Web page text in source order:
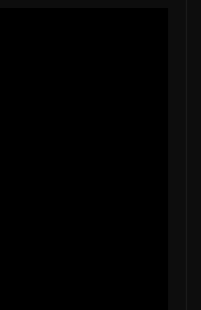
SE DERRUMBA EL